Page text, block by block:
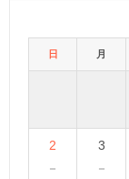
日 月
2
－
3
－